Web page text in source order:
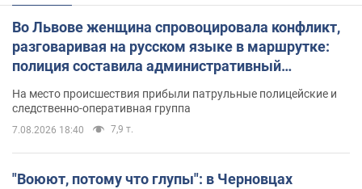
Во Львове женщина спровоцировала конфликт,
разговаривая на русском языке в маршрутке:
полиция составила административный
протокол. Видео
На место происшествия прибыли патрульные полицейские и
следственно-оперативная группа
7.08.2026 18:40 7,9 т.
"Воюют, потому что глупы": в Черновцах